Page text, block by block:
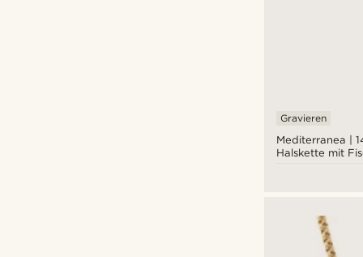
Mediterranea |
Halskette mit
Gravieren